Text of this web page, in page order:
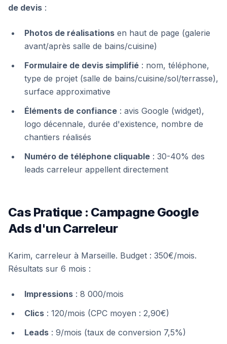
de devis :
Photos de réalisations en haut de page (galerie
avant/après salle de bains/cuisine)
Formulaire de devis simplifié : nom, téléphone,
type de projet (salle de bains/cuisine/sol/terrasse),
surface approximative
Éléments de confiance : avis Google (widget),
logo décennale, durée d'existence, nombre de
chantiers réalisés
Numéro de téléphone cliquable : 30-40% des
leads carreleur appellent directement
Cas Pratique : Campagne Google
Ads d'un Carreleur
Karim, carreleur à Marseille. Budget : 350€/mois.
Résultats sur 6 mois :
Impressions : 8 000/mois
Clics : 120/mois (CPC moyen : 2,90€)
Leads : 9/mois (taux de conversion 7,5%)